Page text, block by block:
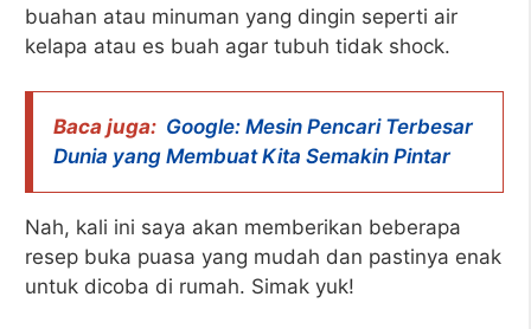
buahan atau minuman yang dingin seperti air
kelapa atau es buah agar tubuh tidak shock.
Baca juga: Google: Mesin Pencari Terbesar
Dunia yang Membuat Kita Semakin Pintar
Nah, kali ini saya akan memberikan beberapa
resep buka puasa yang mudah dan pastinya enak
untuk dicoba di rumah. Simak yuk!